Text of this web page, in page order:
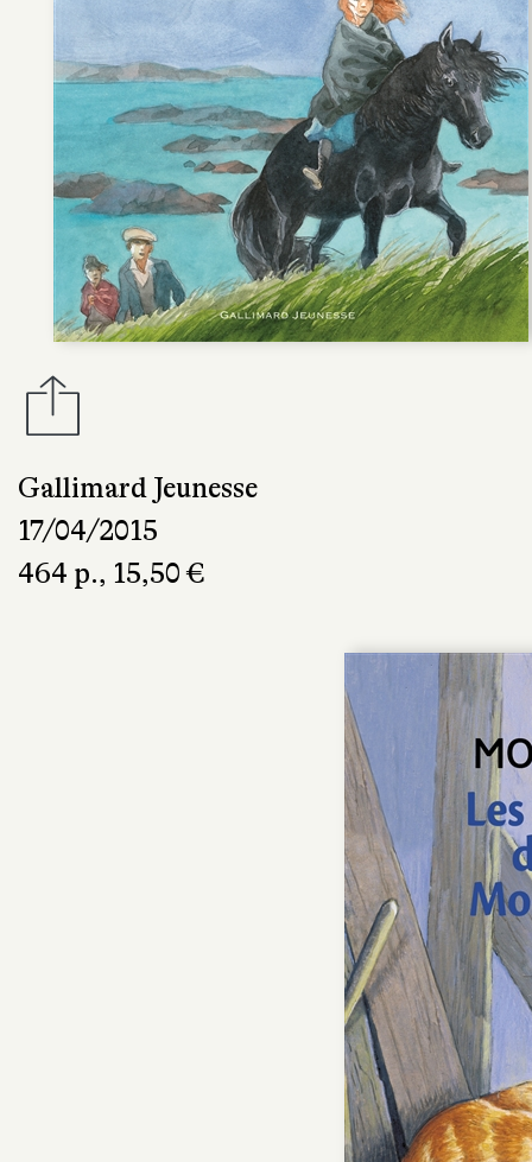
Gallimard Jeunesse
17/04/2015
464 p., 15,50 €